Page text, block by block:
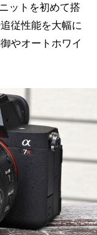
ットを初めて搭
従性能を大幅に
やオートホワイ